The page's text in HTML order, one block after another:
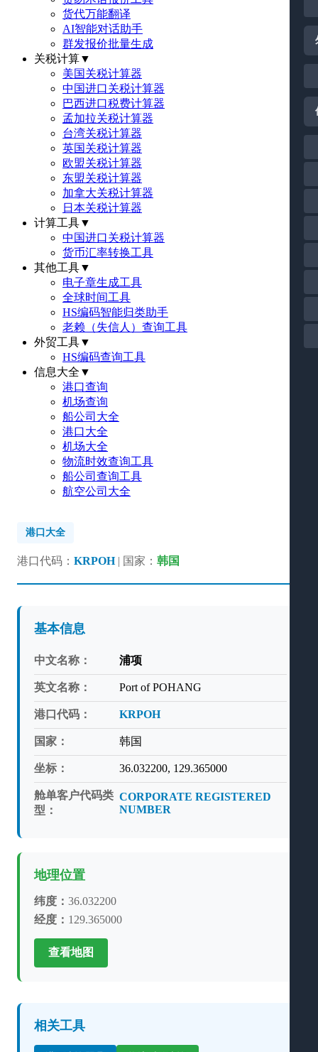
货代万能翻译
AI智能对话助手
群发报价批量生成
关税计算▼
美国关税计算器
中国进口关税计算器
巴西进口税费计算器
孟加拉关税计算器
台湾关税计算器
英国关税计算器
欧盟关税计算器
东盟关税计算器
加拿大关税计算器
日本关税计算器
计算工具▼
中国进口关税计算器
货币汇率转换工具
其他工具▼
电子章生成工具
全球时间工具
HS编码智能归类助手
老赖（失信人）查询工具
外贸工具▼
HS编码查询工具
信息大全 ▼
港口查询
机场查询
船公司大全
港口大全
机场大全
物流时效查询工具
船公司查询工具
航空公司大全
港口大全
港口代码： KRPOH| 国家： 韩国
基本信息
中文名称： 浦项
英文名称： Port of POHANG
港口代码： KRPOH
国家： 韩国
坐标： 36.032200, 129.365000
舱单客户代码类
型：
CORPORATE REGISTERED
NUMBER
地理位置
纬度： 36.032200
经度： 129.365000
查看地图
相关工具